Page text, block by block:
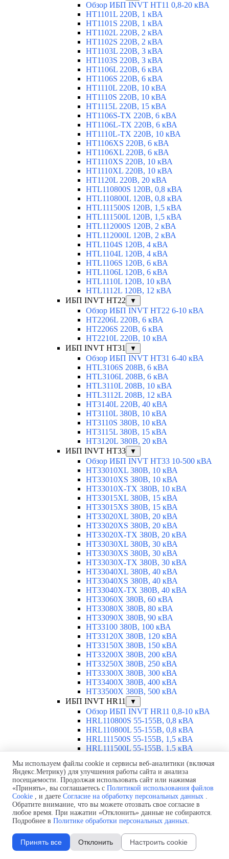
Обзор ИБП INVT HT11 0,8-20 кВА
HT1101L 220В, 1 кВА
HT1101S 220В, 1 кВА
HT1102L 220В, 2 кВА
HT1102S 220В, 2 кВА
HT1103L 220В, 3 кВА
HT1103S 220В, 3 кВА
HT1106L 220В, 6 кВА
HT1106S 220В, 6 кВА
HT1110L 220В, 10 кВА
HT1110S 220В, 10 кВА
HT1115L 220В, 15 кВА
HT1106S-TX 220В, 6 кВА
HT1106L-TX 220В, 6 кВА
HT1110L-TX 220В, 10 кВА
HT1106XS 220В, 6 кВА
HT1106XL 220В, 6 кВА
HT1110XS 220В, 10 кВА
HT1110XL 220В, 10 кВА
HT1120L 220В, 20 кВА
HTL110800S 120В, 0,8 кВА
HTL110800L 120В, 0,8 кВА
HTL111500S 120В, 1,5 кВА
HTL111500L 120В, 1,5 кВА
HTL112000S 120В, 2 кВА
HTL112000L 120В, 2 кВА
HTL1104S 120В, 4 кВА
HTL1104L 120В, 4 кВА
HTL1106S 120В, 6 кВА
HTL1106L 120В, 6 кВА
HTL1110L 120В, 10 кВА
HTL1112L 120В, 12 кВА
ИБП INVT HT22
▼
Обзор ИБП INVT HT22 6-10 кВА
HT2206L 220В, 6 кВА
HT2206S 220В, 6 кВА
HT2210L 220В, 10 кВА
ИБП INVT HT31
▼
Обзор ИБП INVT HT31 6-40 кВА
HTL3106S 208В, 6 кВА
HTL3106L 208В, 6 кВА
HTL3110L 208В, 10 кВА
HTL3112L 208В, 12 кВА
HT3140L 220В, 40 кВА
HT3110L 380В, 10 кВА
HT3110S 380В, 10 кВА
HT3115L 380В, 15 кВА
HT3120L 380В, 20 кВА
ИБП INVT HT33
▼
Обзор ИБП INVT HT33 10-500 кВА
HT33010XL 380В, 10 кВА
HT33010XS 380В, 10 кВА
HT33010X-TX 380В, 10 кВА
HT33015XL 380В, 15 кВА
HT33015XS 380В, 15 кВА
HT33020XL 380В, 20 кВА
HT33020XS 380В, 20 кВА
HT33020X-TX 380В, 20 кВА
HT33030XL 380В, 30 кВА
HT33030XS 380В, 30 кВА
HT33030X-TX 380В, 30 кВА
HT33040XL 380В, 40 кВА
HT33040XS 380В, 40 кВА
HT33040X-TX 380В, 40 кВА
HT33060X 380В, 60 кВА
HT33080X 380В, 80 кВА
HT33090X 380В, 90 кВА
HT33100 380В, 100 кВА
HT33120X 380В, 120 кВА
HT33150X 380В, 150 кВА
HT33200X 380В, 200 кВА
HT33250X 380В, 250 кВА
HT33300X 380В, 300 кВА
HT33400X 380В, 400 кВА
HT33500X 380В, 500 кВА
ИБП INVT HR11
▼
Обзор ИБП INVT HR11 0,8-10 кВА
HRL110800S 55-155В, 0,8 кВА
HRL110800L 55-155В, 0,8 кВА
HRL111500S 55-155В, 1,5 кВА
HRL111500L 55-155В, 1,5 кВА
HRL112000L 55-155В, 2 кВА
HRL114000S 55-155В, 4 кВА
HRL114000L 55-155В, 4 кВА
HRL116000S 55-155В, 6 кВА
HRL116000L 55-155В, 6 кВА
HR1101L 220В, 1 кВА
HR1101S 220В, 1 кВА
HR1102L 220В, 2 кВА
HR1102S 220В, 2 кВА
HR1103L 220В, 3 кВА
Мы используем файлы cookie и сервисы веб-аналитики (включая
Яндекс.Метрику) для улучшения работы сайта и анализа
посещаемости. Продолжая использовать сайт или нажимая
«Принять», вы соглашаетесь с Политикой использования файлов
Cookie , и даете Согласие на обработку персональных данных .
Обратите внимание, что вы можете отозвать свое согласие в
любое время. При нажатии «Отклонить» данные не собираются.
Подробнее в Политике обработки персональных данных.
Принять все Отклонить Настроить cookie